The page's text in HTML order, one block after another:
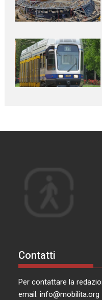
Contatti
Per contattare la
email:info@mobilita.org